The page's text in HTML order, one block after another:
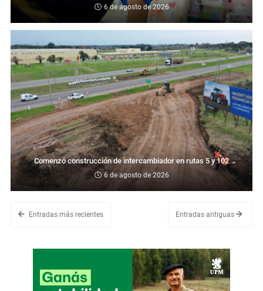
6 de agosto de 2026
Comenzó construcción de intercambiador en rutas 5 y 102
6 de agosto de 2026
Entradas más recientes Entradas antiguas